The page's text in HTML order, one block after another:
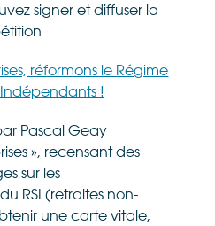
signer et diffuser la
réformons le Régime
!
Pascal Geay
», recensant des
sur les
RSI (retraites non-
une carte vitale,